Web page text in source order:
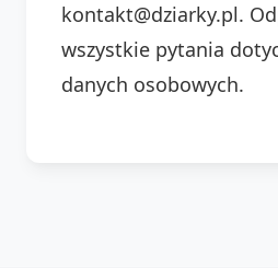
kontakt@dziarky.pl.
wszystkie pytania
danych osobowych.